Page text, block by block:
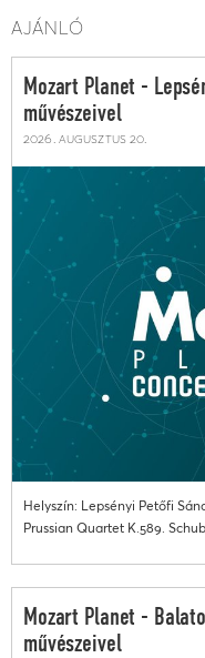
AJÁNLÓ
Mozart Planet -
művészeivel
2026. augusztus 20.
Helyszín: Lepsényi Petőfi
Prussian Quartet K.589.
Mozart Planet -
művészeivel